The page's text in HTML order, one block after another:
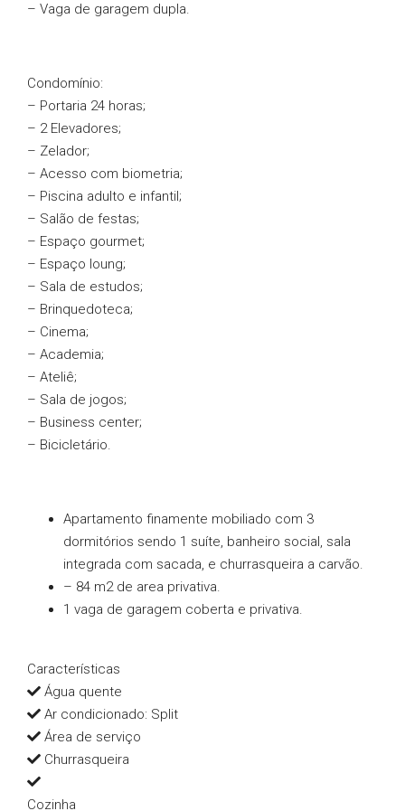
– Vaga de garagem dupla.
Condomínio:
– Portaria 24 horas;
– 2 Elevadores;
– Zelador;
– Acesso com biometria;
– Piscina adulto e infantil;
– Salão de festas;
– Espaço gourmet;
– Espaço loung;
– Sala de estudos;
– Brinquedoteca;
– Cinema;
– Academia;
– Ateliê;
– Sala de jogos;
– Business center;
– Bicicletário.
Apartamento finamente mobiliado com 3
dormitórios sendo 1 suíte, banheiro social, sala
integrada com sacada, e churrasqueira a carvão.
– 84 m2 de area privativa.
1 vaga de garagem coberta e privativa.
Características
Água quente
Ar condicionado: Split
Área de serviço
Churrasqueira
Cozinha